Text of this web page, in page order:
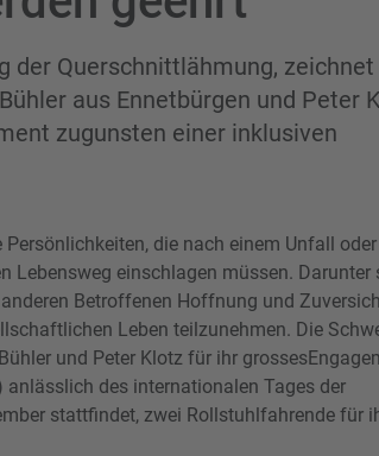
der Querschnittlähmung, zeichnet
aus Ennetbürgen und Peter
zugunsten einer inklusiven
die nach einem Unfall
Lebensweg einschlagen müssen. Darunter
Betroffenen Hoffnung und
Leben teilzunehmen. Die
und Peter Klotz für ihr
des internationalen Tages der
stattfindet, zwei Rollstuhlfahrende für